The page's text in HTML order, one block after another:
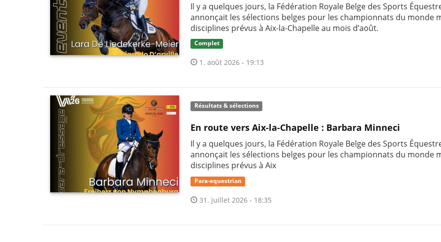
Il y a quelques jours, la Fédération Royale Belge des Sports
annonçait les sélections belges pour les championnats du monde
disciplines prévus à Aix-la-Chapelle au mois d’août.
Complet
1. août 2026 - 19:13
Résultats & sélections
En route vers Aix-la-Chapelle : Barbara Minneci
Il y a quelques jours, la Fédération Royale Belge des Sports
annonçait les sélections belges pour les championnats du monde
disciplines prévus à Aix
Para-equestrian
31. juillet 2026 - 18:35